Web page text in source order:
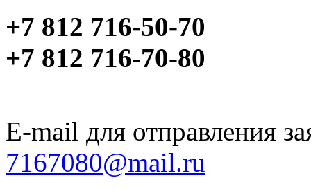
+7 812 716-50-70
+7 812 716-70-80
E-mail для отправления
7167080@mail.ru